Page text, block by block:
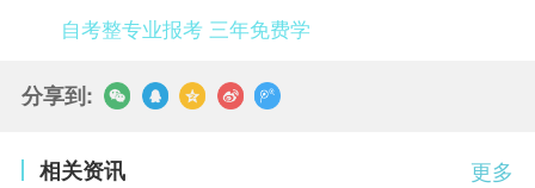
自考整专业报考 三年免费学
分享到:
更多
相关资讯